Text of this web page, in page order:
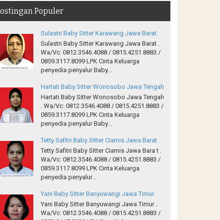
Populer
Sulastri Baby Sitter Karawang Jawa Barat
Sulastri Baby Sitter Karawang Jawa Barat .
Wa/Vc: 0812.3546.4088 / 0815.4251.8883 /
0859.3117.8099 LPK Cinta Keluarga
penyedia penyalur Baby...
Hartati Baby Sitter Wonosobo Jawa Tengah
Hartati Baby Sitter Wonosobo Jawa Tengah
. Wa/Vc: 0812.3546.4088 / 0815.4251.8883 /
0859.3117.8099 LPK Cinta Keluarga
penyedia penyalur Baby...
Tetty Safitri Baby Sitter Ciamis Jawa Barat
Tetty Safitri Baby Sitter Ciamis Jawa Bara t .
Wa/Vc: 0812.3546.4088 / 0815.4251.8883 /
0859.3117.8099 LPK Cinta Keluarga
penyedia penyalur...
Yani Baby Sitter Banyuwangi Jawa Timur
Yani Baby Sitter Banyuwangi Jawa Timur .
Wa/Vc: 0812.3546.4088 / 0815.4251.8883 /